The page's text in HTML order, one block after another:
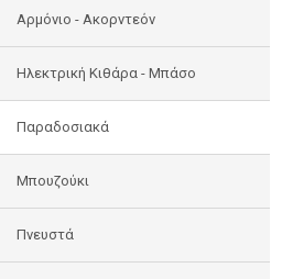
Αρμόνιο - Ακορντεόν
Ηλεκτρική Κιθάρα - Μπάσο
Παραδοσιακά
Μπουζούκι
Πνευστά